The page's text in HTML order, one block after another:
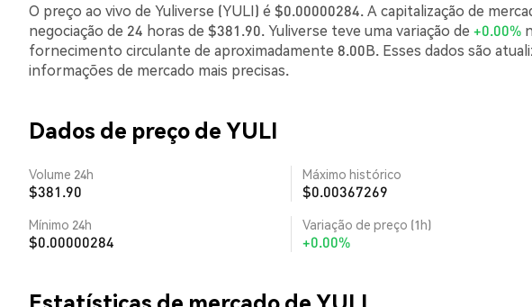
O preço ao vivo de Yuliverse (YULI) é $0.00000284. A capitalização de
negociação de 24 horas de $381.90. Yuliverse teve uma variação de +0.00%
fornecimento circulante de aproximadamente 8.00B. Esses dados são
informações de mercado mais precisas.
Dados de preço de YULI
Volume 24h
$381.90
Máximo histórico
$0.00367269
Mínimo 24h
$0.00000284
Variação de preço (1h)
+0.00%